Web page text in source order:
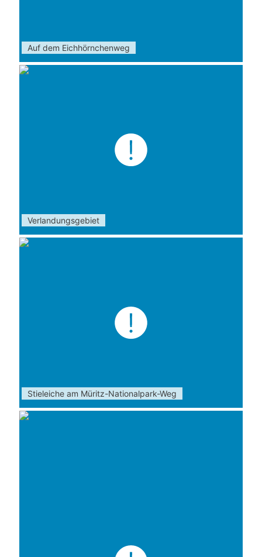
Auf dem Eichhörnchenweg
Verlandungsgebiet
Stieleiche am Müritz-Nationalpark-Weg